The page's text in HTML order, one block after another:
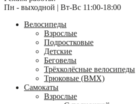
Пн - выходной | Вт-Вс 11:00-18:00
Велосипеды
Взрослые
Подростковые
Детские
Беговелы
Трёхколёсные велосипеды
Трюковые (BMX)
Самокаты
Взрослые